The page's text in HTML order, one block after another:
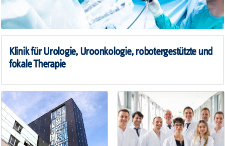
Klinik für Urologie, Uroonkologie, robotergestützte und
fokale Therapie